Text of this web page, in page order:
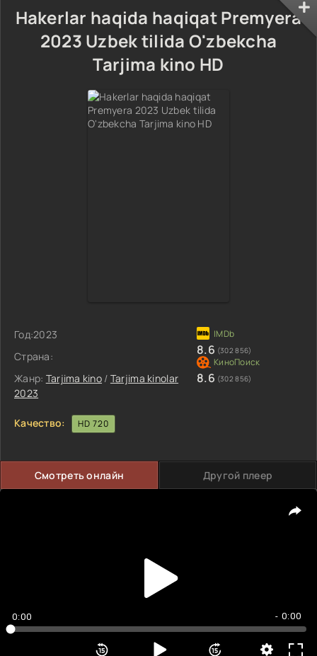
Hakerlar haqida haqiqat Premyera
2023 Uzbek tilida O'zbekcha
Tarjima kino HD
Год:2023
Страна:
Жанр: Tarjima kino / Tarjima kinolar
2023
8.6 (302 856)
8.6 (302 856)
Качество: HD 720
Смотреть онлайн Другой плеер
0:00 - 0:00